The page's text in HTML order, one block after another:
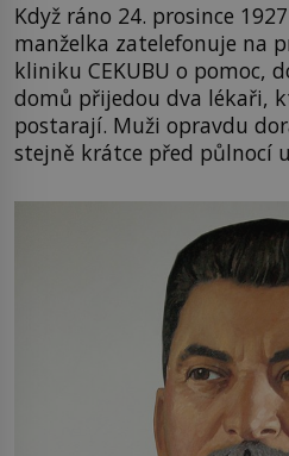
Když ráno 24. prosince
manželka zatelefonuje na
kliniku CEKUBU o pomoc,
domů přijedou dva lékaři,
postarají. Muži opravdu
stejně krátce před půlnocí